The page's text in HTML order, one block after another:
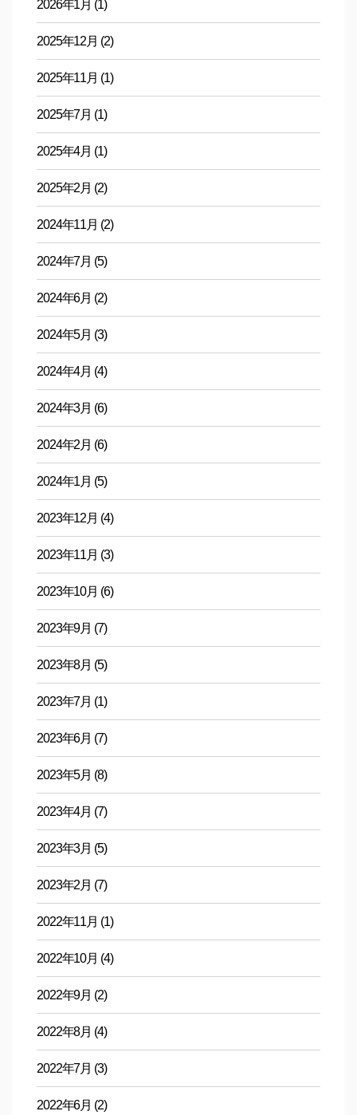
2026年1月 (1)
2025年12月 (2)
2025年11月 (1)
2025年7月 (1)
2025年4月 (1)
2025年2月 (2)
2024年11月 (2)
2024年7月 (5)
2024年6月 (2)
2024年5月 (3)
2024年4月 (4)
2024年3月 (6)
2024年2月 (6)
2024年1月 (5)
2023年12月 (4)
2023年11月 (3)
2023年10月 (6)
2023年9月 (7)
2023年8月 (5)
2023年7月 (1)
2023年6月 (7)
2023年5月 (8)
2023年4月 (7)
2023年3月 (5)
2023年2月 (7)
2022年11月 (1)
2022年10月 (4)
2022年9月 (2)
2022年8月 (4)
2022年7月 (3)
2022年6月 (2)